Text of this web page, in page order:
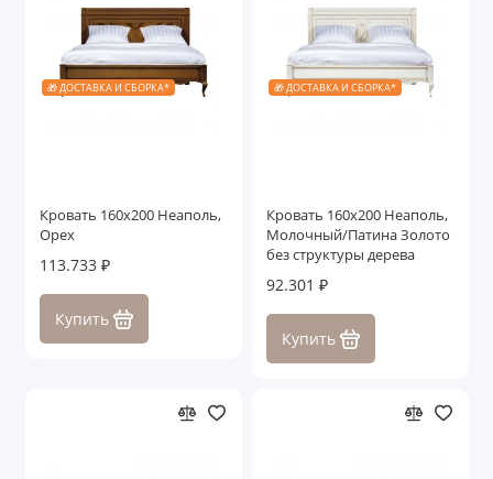
🎁 ДОСТАВКА И СБОРКА*
Кровать 160x200 Неаполь,
Орех
113.733 ₽
Купить
🎁 ДОСТАВКА И СБОРКА*
Кровать 160x200 Неаполь,
Молочный/Патина Золото
без структуры дерева
92.301 ₽
Купить